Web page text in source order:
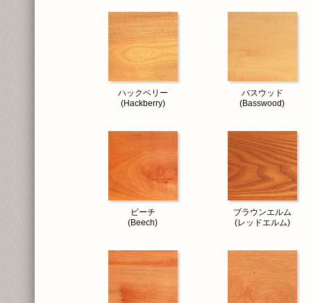
ハックベリー
(Hackberry)
バスウッド
(Basswood)
ビーチ
(Beech)
ブラウンエルム
(レッドエルム)